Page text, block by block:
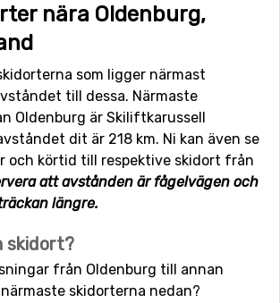
nära Oldenburg,
som ligger närmast
till dessa. Närmaste
Oldenburg är Skiliftkarussell
dit är 218 km. Ni kan även se
och körtid till respektive skidort från
att avstånden är fågelvägen och
längre.
skidort?
från Oldenburg till annan
skidorterna nedan?